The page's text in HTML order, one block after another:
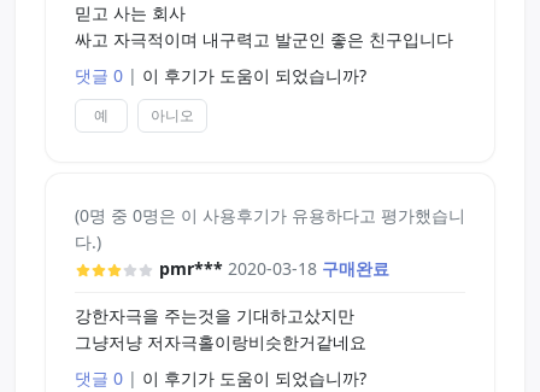
믿고 사는 회사
싸고 자극적이며 내구력고 발군인 좋은 친구입니다
댓글 0 | 이 후기가 도움이 되었습니까?
예 아니오
(0명 중 0명은 이 사용후기가 유용하다고 평가했습니
다.)
pmr*** 2020-03-18 구매완료
강한자극을 주는것을 기대하고샀지만
그냥저냥 저자극홀이랑비슷한거같네요
댓글 0 | 이 후기가 도움이 되었습니까?